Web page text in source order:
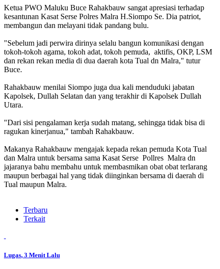
Ketua PWO Maluku Buce Rahakbauw sangat apresiasi terhadap
kesantunan Kasat Serse Polres Malra H.Siompo Se. Dia patriot,
membangun dan melayani tidak pandang bulu.
"Sebelum jadi perwira dirinya selalu bangun komunikasi dengan
tokoh-tokoh agama, tokoh adat, tokoh pemuda, aktifis, OKP, LSM
dan rekan rekan media di dua daerah kota Tual dn Malra," tutur
Buce.
Rahakbauw menilai Siompo juga dua kali menduduki jabatan
Kapolsek, Dullah Selatan dan yang terakhir di Kapolsek Dullah
Utara.
"Dari sisi pengalaman kerja sudah matang, sehingga tidak bisa di
ragukan kinerjanua," tambah Rahakbauw.
Makanya Rahakbauw mengajak kepada rekan pemuda Kota Tual
dan Malra untuk bersama sama Kasat Serse Pollres Malra dn
jajaranya bahu membahu untuk membasmikan obat obat terlarang
maupun berbagai hal yang tidak diinginkan bersama di daerah di
Tual maupun Malra.
Terbaru
Terkait
Lugas, 3 Menit Lalu